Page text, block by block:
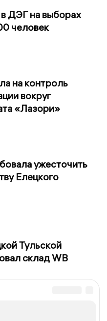
ДЭГ на выборах
человек
на контроль
вокруг
«Лазори»
ужесточить
Елецкого
Тульской
склад WB